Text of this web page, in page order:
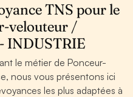
TNS pour le
velouteur /
INDUSTRIE
le métier de Ponceur-
nous vous présentons ici
les plus adaptées à